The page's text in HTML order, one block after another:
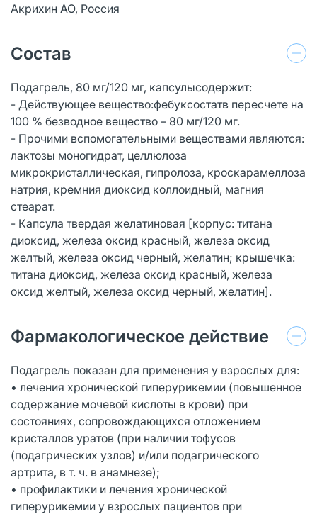
Акрихин АО, Россия
Состав
Подагрель, 80 мг/120 мг, капсулысодержит:
- Действующее вещество:фебуксостатв пересчете на
100 % безводное вещество – 80 мг/120 мг.
- Прочими вспомогательными веществами являются:
лактозы моногидрат, целлюлоза
микрокристаллическая, гипролоза, кроскарамеллоза
натрия, кремния диоксид коллоидный, магния
стеарат.
- Капсула твердая желатиновая [корпус: титана
диоксид, железа оксид красный, железа оксид
желтый, железа оксид черный, желатин; крышечка:
титана диоксид, железа оксид красный, железа
оксид желтый, железа оксид черный, желатин].
Фармакологическое действие
Подагрель показан для применения у взрослых для:
• лечения хронической гиперурикемии (повышенное
содержание мочевой кислоты в крови) при
состояниях, сопровождающихся отложением
кристаллов уратов (при наличии тофусов
(подагрических узлов) и/или подагрического
артрита, в т. ч. в анамнезе);
• профилактики и лечения хронической
гиперурикемии у взрослых пациентов при